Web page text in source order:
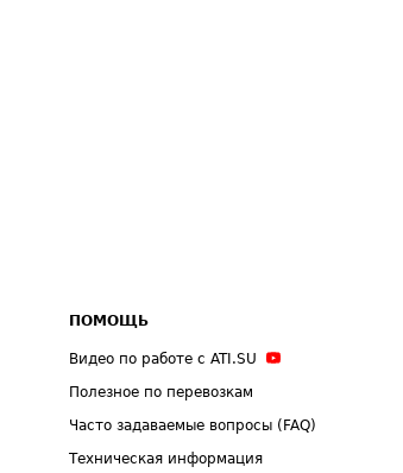
ПОМОЩЬ
Видео по работе с ATI.SU
Полезное по перевозкам
Часто задаваемые вопросы (FAQ)
Техническая информация